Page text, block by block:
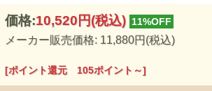
価格:10,520円(税込) 11%OFF
メーカー販売価格: 11,880円(税込)
[ポイント還元 105ポイント～]